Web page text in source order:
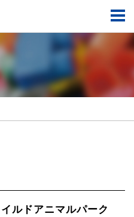
ルドアニマルパーク